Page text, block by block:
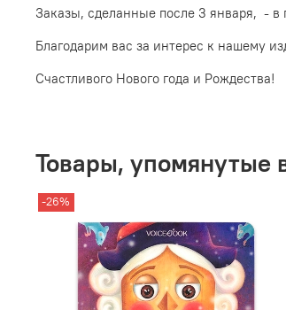
Заказы, сделанные после 3 января, - в
Благодарим вас за интерес к нашему
Счастливого Нового года и Рождества!
Товары, упомянутые
-26%